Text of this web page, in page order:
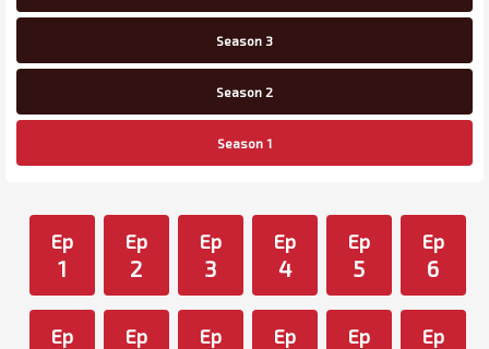
Season 3
Season 2
Season 1
Ep
1
Ep
2
Ep
3
Ep
4
Ep
5
Ep
6
Ep Ep Ep Ep Ep Ep